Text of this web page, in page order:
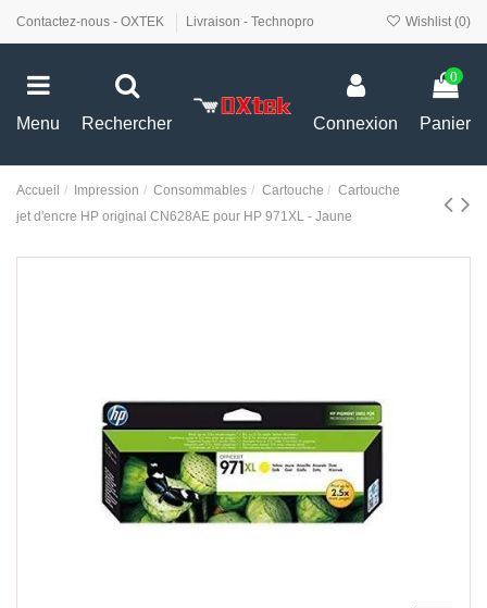
Contactez-nous - OXTEK Livraison - Technopro Wishlist (0)
Menu Rechercher Connexion
0
Panier
Accueil Impression Consommables Cartouche
Cartouche
jet d'encre HP original CN628AE pour HP 971XL - Jaune